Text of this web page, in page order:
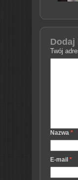
Dodaj
Twój
Nazwa *
E-mail *